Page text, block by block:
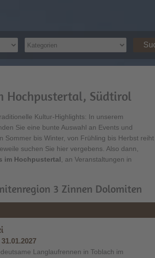
Hochpustertal, Südtirol
Kultur-Highlights: In unserem
Sie eine bunte Auswahl an Events und
Sommer bis Winter, von Frühling bis Herbst reiht
suchen Sie hier vergebens. Also dann,
im Hochpustertal , an Veranstaltungen in
3 Zinnen Dolomiten
Langlaufrennen in Toblach im